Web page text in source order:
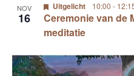
NOV
16
Ceremonie van de
meditatie
Uitgelicht 10:00 -